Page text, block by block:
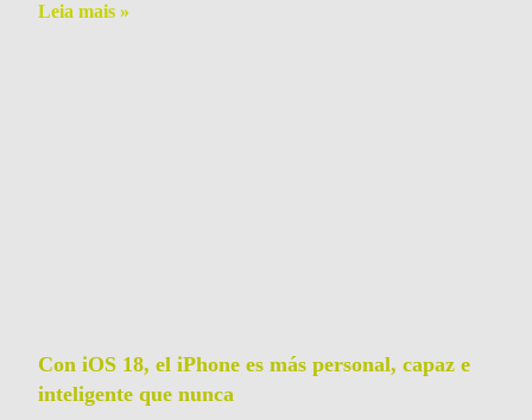
Leia mais »
Con iOS 18, el iPhone es más personal, capaz e
inteligente que nunca